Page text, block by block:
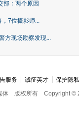
部：两个原因
7位摄影师...
方现场勘察发现...
服务 诚征英才
保护隐
体
版权所有 Copyright ©